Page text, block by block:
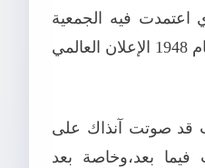
اعتمدت فيه الجمعية
العامة للأمم المتحدة عام 1948 الإعلان العالمي
كانت قد صوتت آنذاك على
فيما بعد،وخاصة بعد